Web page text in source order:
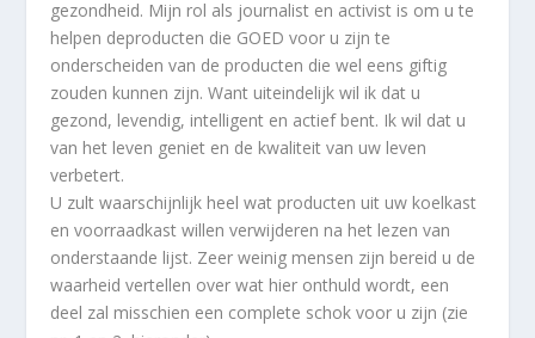
gezondheid. Mijn rol als journalist en activist is om u te
helpen deproducten die GOED voor u zijn te
onderscheiden van de producten die wel eens giftig
zouden kunnen zijn. Want uiteindelijk wil ik dat u
gezond, levendig, intelligent en actief bent. Ik wil dat u
van het leven geniet en de kwaliteit van uw leven
verbetert.
U zult waarschijnlijk heel wat producten uit uw koelkast
en voorraadkast willen verwijderen na het lezen van
onderstaande lijst. Zeer weinig mensen zijn bereid u de
waarheid vertellen over wat hier onthuld wordt, een
deel zal misschien een complete schok voor u zijn (zie